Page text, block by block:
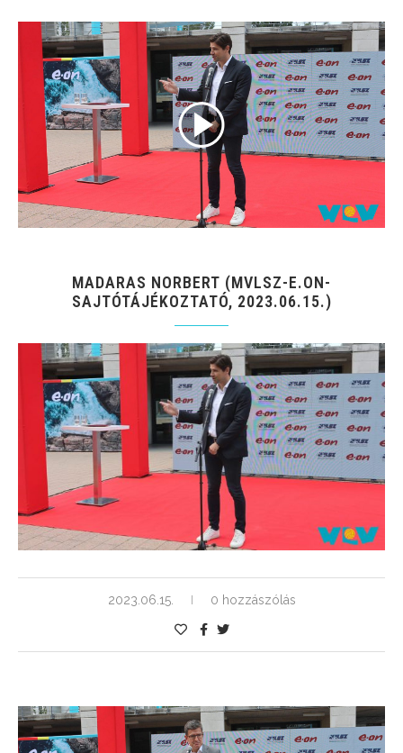
MADARAS NORBERT (MVLSZ-E.ON-
SAJTÓTÁJÉKOZTATÓ, 2023.06.15.)
2023.06.15. 0 hozzászólás